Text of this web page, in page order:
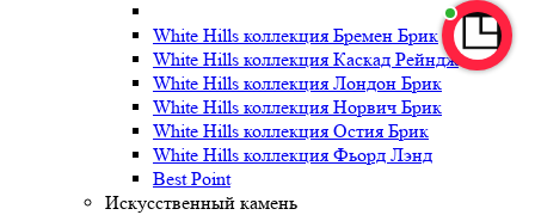
White Hills коллекция Бремен Брик
White Hills коллекция Каскад Рейндж
White Hills коллекция Лондон Брик
White Hills коллекция Норвич Брик
White Hills коллекция Остия Брик
White Hills коллекция Фьорд Лэнд
Best Point
Искусственный камень